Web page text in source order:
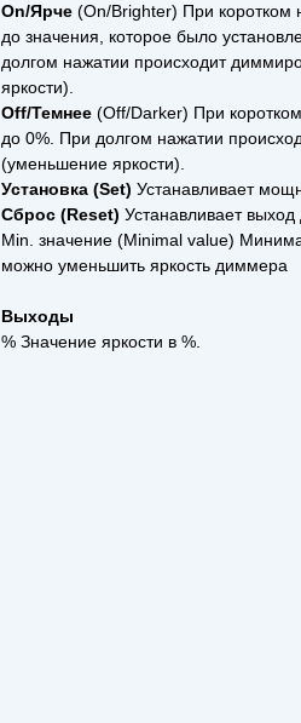
On/Ярче (On/Brighter) При коротком
до значения, которое было
долгом нажатии происходит
яркости).
Off/Темнее (Off/Darker) При
до 0%. При долгом нажатии
(уменьшение яркости).
Установка (Set) Устанавливает
Сброс (Reset) Устанавливает
Min. значение (Minimal value)
можно уменьшить яркость диммера
Выходы
% Значение яркости в %.